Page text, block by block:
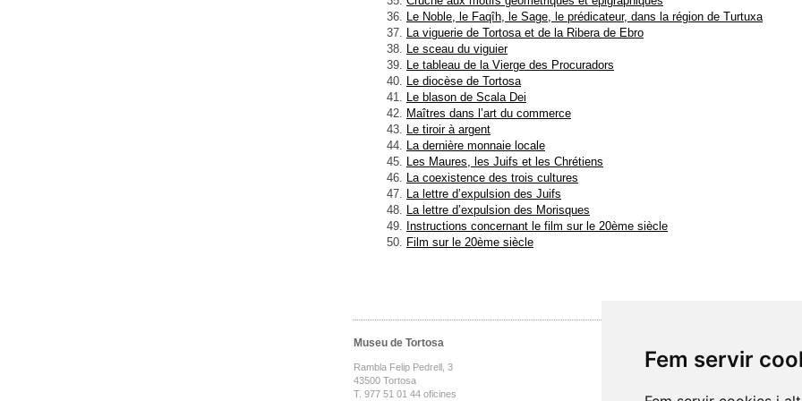
Fem servir
Le Noble, le Faqîh, le Sage, le prédicateur, dans la région de Turtuxa
La viguerie de Tortosa et de la Ribera de Ebro
Le sceau du viguier
Le tableau de la Vierge des Procuradors
Le diocèse de Tortosa
Le blason de Scala Dei
Maîtres dans l’art du commerce
Le tiroir à argent
La dernière monnaie locale
Les Maures, les Juifs et les Chrétiens
La coexistence des trois cultures
La lettre d’expulsion des Juifs
La lettre d’expulsion des Morisques
Instructions concernant le film sur le 20ème siècle
Film sur le 20ème siècle
Museu de Tortosa
Rambla Felip Pedrell, 3
43500 Tortosa
T. 977 51 01 44 oficines
Col·lecció